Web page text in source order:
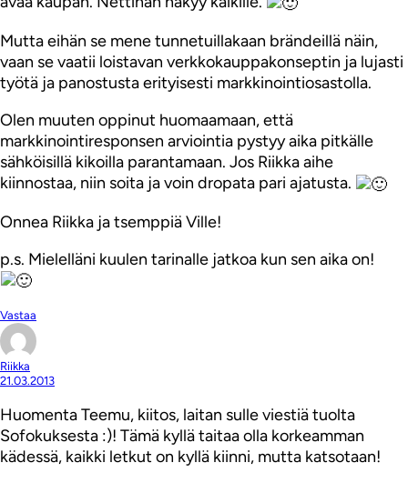
Mutta eihän se mene tunnetuillakaan brändeillä näin,
vaan se vaatii loistavan verkkokauppakonseptin ja lujasti
työtä ja panostusta erityisesti markkinointiosastolla.
Olen muuten oppinut huomaamaan, että
markkinointiresponsen arviointia pystyy aika pitkälle
sähköisillä kikoilla parantamaan. Jos Riikka aihe
kiinnostaa, niin soita ja voin dropata pari ajatusta.
Onnea Riikka ja tsemppiä Ville!
p.s. Mielelläni kuulen tarinalle jatkoa kun sen aika on!
Vastaa
Riikka
21.03.2013
Huomenta Teemu, kiitos, laitan sulle viestiä tuolta
Sofokuksesta :)! Tämä kyllä taitaa olla korkeamman
kädessä, kaikki letkut on kyllä kiinni, mutta katsotaan!